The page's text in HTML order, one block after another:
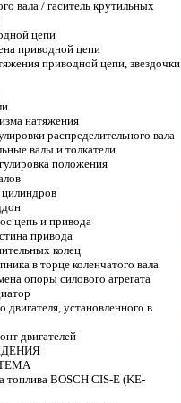
вала / гаситель крутильных
цепи
приводной цепи
приводной цепи, звездочки
натяжения
распределительного вала
валы и толкатели
положения
цилиндров
цепь и привода
привода
колец
в торце коленчатого вала
опоры силового агрегата
двигателя, установленного в
двигателей
топлива BOSCH CIS-E (KE-